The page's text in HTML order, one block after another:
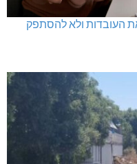
העובדות ולא להסתפק